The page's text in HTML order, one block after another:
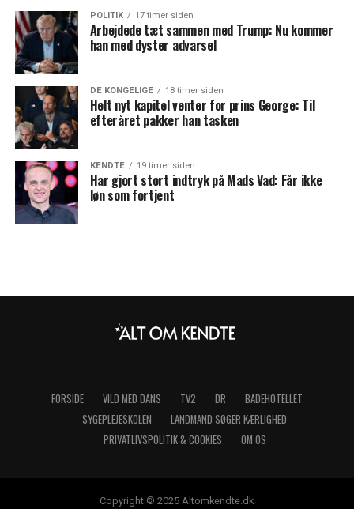
POLITIK 17 timer siden
Arbejdede tæt sammen med Trump: Nu kommer
han med dyster advarsel
DE KONGELIGE 18 timer siden
Helt nyt kapitel venter for prins George: Til
efteråret pakker han tasken
KENDTE 19 timer siden
Har gjort stort indtryk på Mads Vad: Får ikke
løn som fortjent
FORSIDE VILD MED DANS TV2 DR
BADEHOTELLET
SYGEPLEJESKOLEN
LANDMAND SØGER KÆRLIGHED
PRIVATLIVSPOLITIK & COOKIES
OM OS
Copyright © 2025 Altomkendte.dk